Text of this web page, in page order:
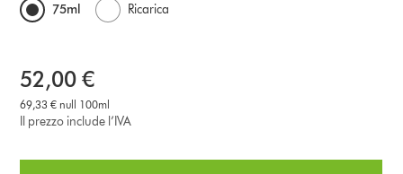
75ml
Ricarica
52,00 €
69,33 € null 100ml
Il prezzo include l’IVA